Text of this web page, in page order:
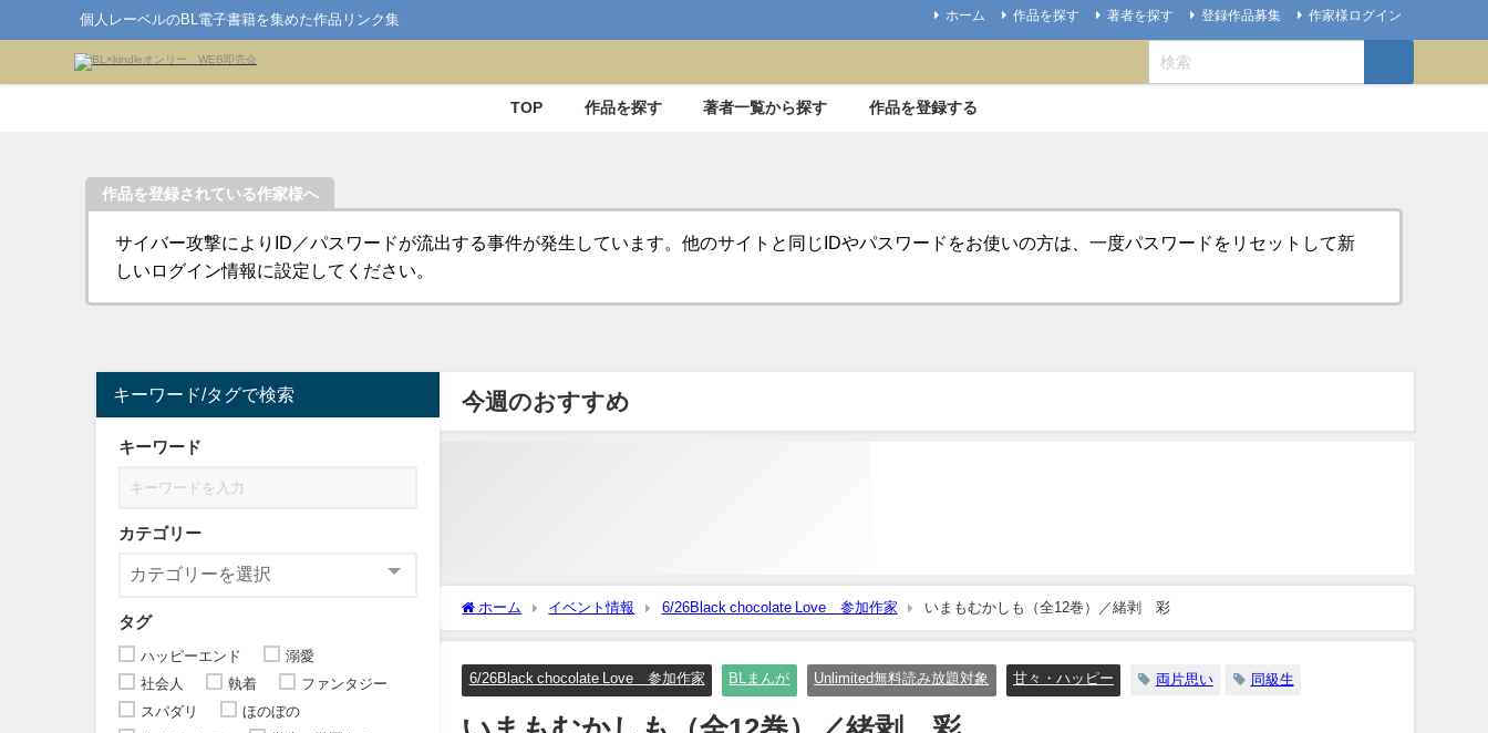
個人レーベルのBL電子書籍を集めた作品リンク集 ホーム 作品を探す 著者を探す 登録作品募集 作家様ログイン
TOP 作品を探す 著者一覧から探す 作品を登録する
作品を登録されている作家様へ
サイバー攻撃によりID／パスワードが流出する事件が発生しています。他のサイトと同じIDやパスワードをお使いの方は、一度パスワードをリセットして新
しいログイン情報に設定してください。
今週のおすすめ
ホーム イベント情報 6/26Black chocolate Love 参加作家 いまもむかしも（全12巻）／緒剥 彩
6/26Black chocolate Love 参加作家 BLまんが Unlimited無料読み放題対象 甘々・ハッピー 両片思い 同級生
キーワード/タグで検索
キーワード
カテゴリー
タグ
ハッピーエンド
溺愛
社会人
執着
ファンタジー
スパダリ
ほのぼの